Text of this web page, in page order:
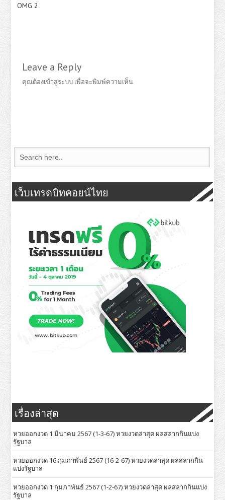
OMG 2
Leave a Reply
คุณต้องเข้าสู่ระบบ เพื่อจะพิมพ์ความเห็น
เว็บเทรดบิทคอยน์ไทย
เรื่องล่าสุด
หวยออกงวด 1 มีนาคม 2567 (1-3-67) หวยงวดล่าสุด ผลสลากกินแบ่ง
รัฐบาล
หวยออกงวด 16 กุมภาพันธ์ 2567 (16-2-67) หวยงวดล่าสุด ผลสลากกิน
แบ่งรัฐบาล
หวยออกงวด 1 กุมภาพันธ์ 2567 (1-2-67) หวยงวดล่าสุด ผลสลากกินแบ่ง
รัฐบาล